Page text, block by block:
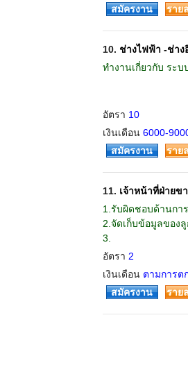
สมัครงาน ราย
10. ช่างไฟฟ้า -ช่าง
ทำงานเกี่ยวกับ ระบ
อัตรา 10
เงินเดือน 6000-
สมัครงาน ราย
11. เจ้าหน้าที่ฝ่ายข
1.รับผิดชอบด้านกา
2.จัดเก็บข้อมูลของ
3.
อัตรา 2
เงินเดือน ตามการต
สมัครงาน ราย